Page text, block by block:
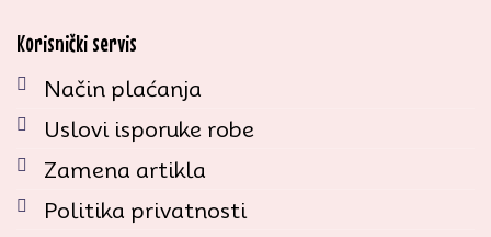
Korisnički servis
Način plaćanja
Uslovi isporuke robe
Zamena artikla
Politika privatnosti